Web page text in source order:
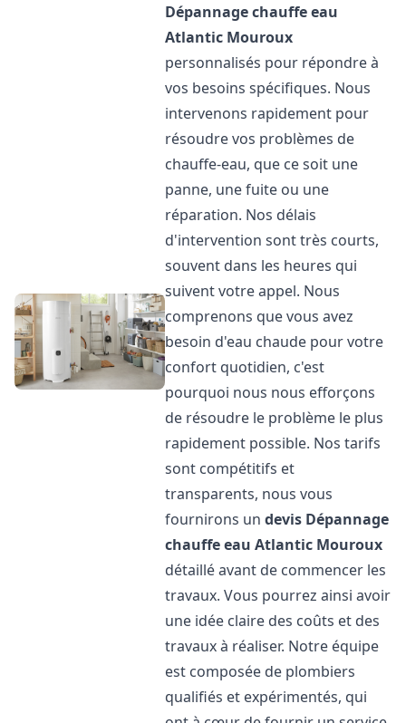
Dépannage chauffe eau
Atlantic Mouroux
personnalisés pour répondre à
vos besoins spécifiques. Nous
intervenons rapidement pour
résoudre vos problèmes de
chauffe-eau, que ce soit une
panne, une fuite ou une
réparation. Nos délais
d'intervention sont très courts,
souvent dans les heures qui
suivent votre appel. Nous
comprenons que vous avez
besoin d'eau chaude pour votre
confort quotidien, c'est
pourquoi nous nous efforçons
de résoudre le problème le plus
rapidement possible. Nos tarifs
sont compétitifs et
transparents, nous vous
fournirons undevis Dépannage
chauffe eau Atlantic Mouroux
détaillé avant de commencer les
travaux. Vous pourrez ainsi avoir
une idée claire des coûts et des
travaux à réaliser. Notre équipe
est composée de plombiers
qualifiés et expérimentés, qui